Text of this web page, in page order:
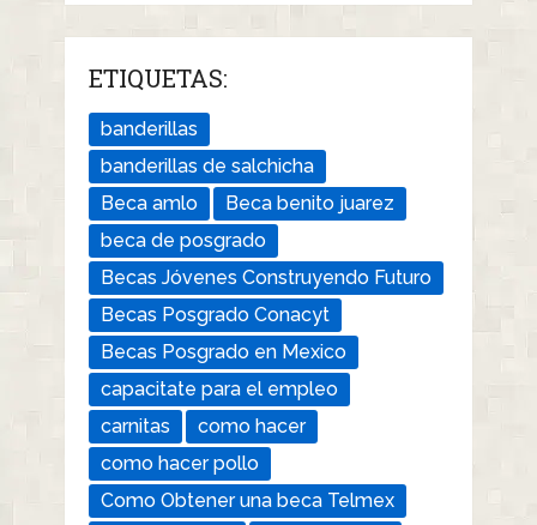
ETIQUETAS:
banderillas
banderillas de salchicha
Beca amlo
Beca benito juarez
beca de posgrado
Becas Jóvenes Construyendo Futuro
Becas Posgrado Conacyt
Becas Posgrado en Mexico
capacitate para el empleo
carnitas
como hacer
como hacer pollo
Como Obtener una beca Telmex